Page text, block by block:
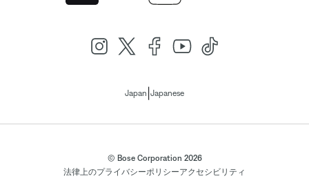
Japan Japanese
© Bose Corporation 2026
法律上のプライバシーポリシーアクセシビリティ